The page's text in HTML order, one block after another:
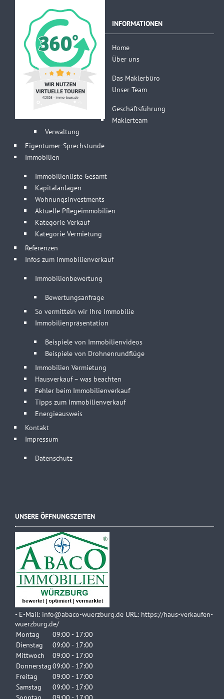
INFORMATIONEN
Home
Über uns
Das Maklerbüro
Unser Team
Geschäftsführung
Maklerteam
Verwaltung
Eigentümer-Sprechstunde
Immobilien
Immobilienliste Gesamt
Kapitalanlagen
Wohnungsinvestments
Aktuelle Pflegeimmobilien
Kategorie Verkauf
Kategorie Vermietung
Referenzen
Infos zum Immobilienverkauf
Immobilienbewertung
Bewertungsanfrage
So vermitteln wir Ihre Immobilie
Immobilienpräsentation
Beispiele von Immobilienvideos
Beispiele von Drohnenrundflüge
Immobilien Vermietung
Hausverkauf – was beachten
Fehler beim Immobilienverkauf
Tipps zum Immobilienverkauf
Energieausweis
Kontakt
Impressum
Datenschutz
UNSERE ÖFFNUNGSZEITEN
- E-Mail: info@abaco-wuerzburg.de URL: https://haus-verkaufen-
wuerzburg.de/
Montag
09:00 - 17:00
Dienstag
09:00 - 17:00
Mittwoch
09:00 - 17:00
Donnerstag09:00 - 17:00
Freitag
09:00 - 17:00
Samstag
09:00 - 17:00